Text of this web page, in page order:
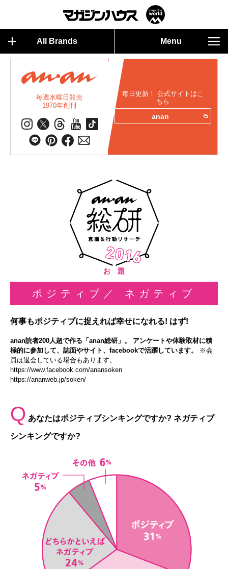
All Brands Menu
毎週水曜日発売
1970年創刊
毎日更新！ 公式サイトはこ
ちら
anan
お 題
ポジティブ／ ネガティブ
何事もポジティブに捉えれば幸せになれる! はず!
anan読者200人超で作る「anan総研」。 アンケートや体験取材に積
極的に参加して、誌面やサイト、facebookで活躍しています。
※会
員は退会している場合もあります。
https://www.facebook.com/anansoken
https://ananweb.jp/soken/
Q あなたはポジティブシンキングですか? ネガティブ
シンキングですか?